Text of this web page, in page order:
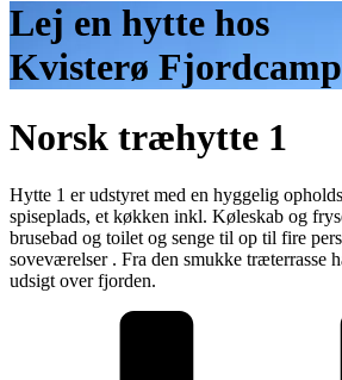
Lej en hytte hos
Kvisterø
Norsk træhytte 1
Hytte 1 er udstyret med en hyggelig
spiseplads, et køkken inkl. Køleskab og
brusebad og toilet og senge til op til fire
soveværelser . Fra den smukke træterrasse
udsigt over fjorden.